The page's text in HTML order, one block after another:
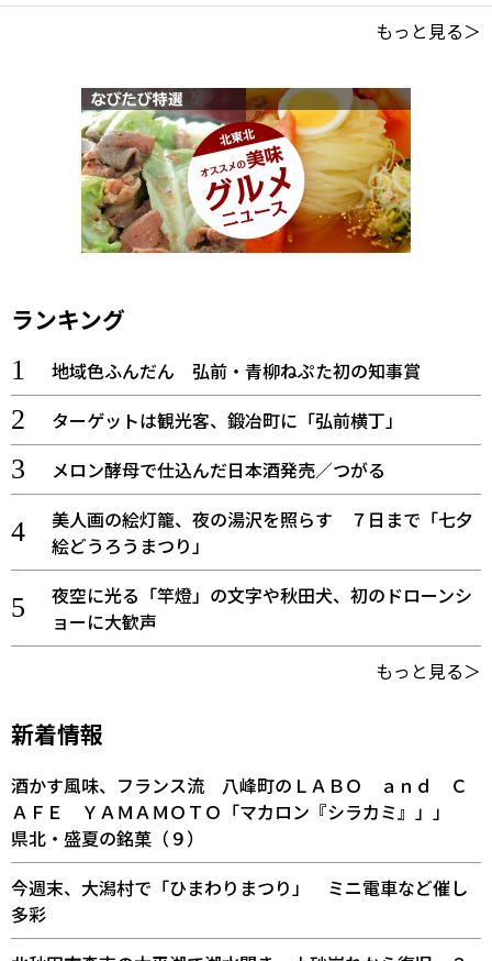
もっと見る＞
ランキング
地域色ふんだん 弘前・青柳ねぷた初の知事賞
ターゲットは観光客、鍛冶町に「弘前横丁」
メロン酵母で仕込んだ日本酒発売／つがる
美人画の絵灯籠、夜の湯沢を照らす ７日まで「七夕
絵どうろうまつり」
夜空に光る「竿燈」の文字や秋田犬、初のドローンシ
ョーに大歓声
もっと見る＞
新着情報
酒かす風味、フランス流 八峰町のＬＡＢＯ ａｎｄ Ｃ
ＡＦＥ ＹＡＭＡＭＯＴＯ「マカロン『シラカミ』」」
県北・盛夏の銘菓（９）
今週末、大潟村で「ひまわりまつり」 ミニ電車など催し
多彩